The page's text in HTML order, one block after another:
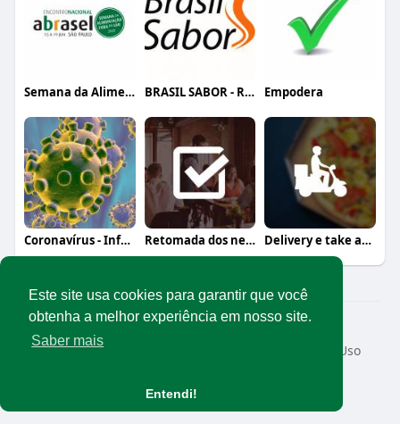
Este site usa cookies para garantir que você
obtenha a melhor experiência em nosso site.
Saber mais
Entendi!
Semana da Alimentação Fora do Lar (organ BRASIL SABOR - REALIZAÇÃO DO EVENTO Empodera
Coronavírus - Informação, orientação e a Retomada dos negócios Delivery e take away
© 2026 Rede Abrasel
Início
Sobre
Termos de Uso